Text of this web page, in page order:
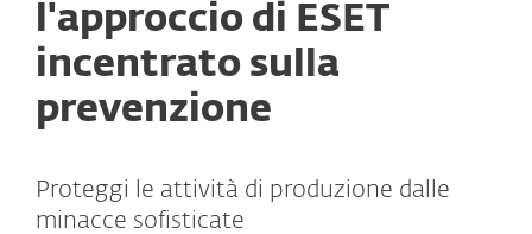
l'approccio di ESET
incentrato sulla
prevenzione
Proteggi le attività di produzione dalle
minacce sofisticate